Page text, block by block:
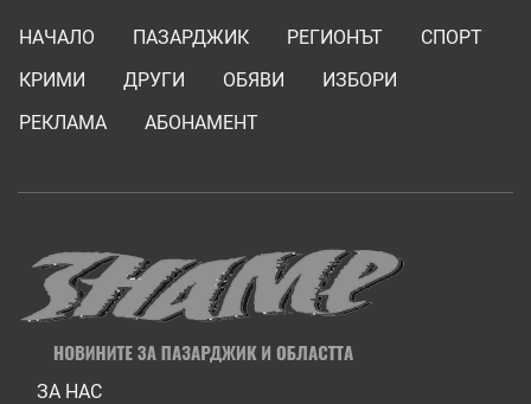
НАЧАЛО ПАЗАРДЖИК РЕГИОНЪТ
СПОРТ
КРИМИ
ДРУГИ ОБЯВИ
ИЗБОРИ
РЕКЛАМА
АБОНАМЕНТ
ЗА НАС